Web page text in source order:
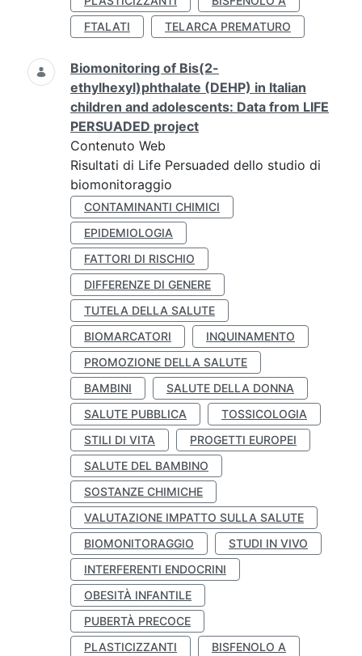
FTALATI
TELARCA PREMATURO
Biomonitoring of Bis(2-
ethylhexyl)phthalate (DEHP) in Italian
children and adolescents: Data from LIFE
PERSUADED project
Contenuto Web
Risultati di Life Persuaded dello studio di
biomonitoraggio
CONTAMINANTI CHIMICI
EPIDEMIOLOGIA
FATTORI DI RISCHIO
DIFFERENZE DI GENERE
TUTELA DELLA SALUTE
BIOMARCATORI
INQUINAMENTO
PROMOZIONE DELLA SALUTE
BAMBINI
SALUTE DELLA DONNA
SALUTE PUBBLICA
TOSSICOLOGIA
STILI DI VITA
PROGETTI EUROPEI
SALUTE DEL BAMBINO
SOSTANZE CHIMICHE
VALUTAZIONE IMPATTO SULLA SALUTE
BIOMONITORAGGIO
STUDI IN VIVO
INTERFERENTI ENDOCRINI
OBESITÀ INFANTILE
PUBERTÀ PRECOCE
PLASTICIZZANTI
BISFENOLO A